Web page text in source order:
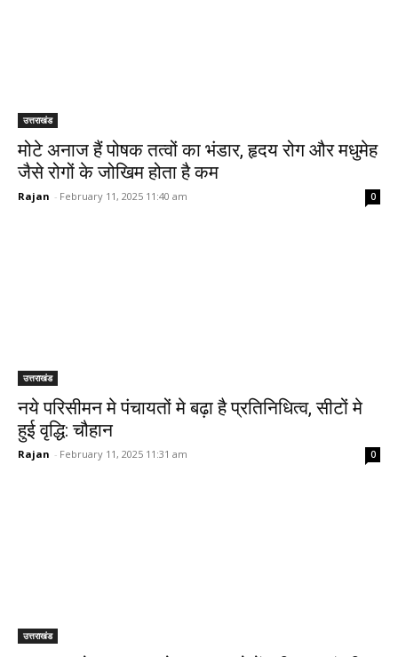
उत्तराखंड
मोटे अनाज हैं पोषक तत्वों का भंडार, हृदय रोग और मधुमेह
जैसे रोगों के जोखिम होता है कम
Rajan - February 11, 2025 11:40 am 0
उत्तराखंड
नये परिसीमन मे पंचायतों मे बढ़ा है प्रतिनिधित्व, सीटों मे
हुई वृद्धि: चौहान
Rajan - February 11, 2025 11:31 am 0
उत्तराखंड